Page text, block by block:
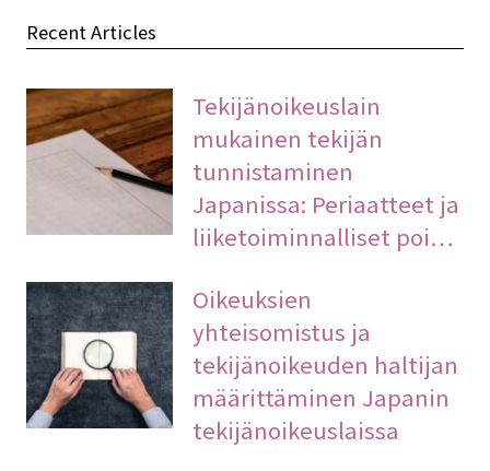
Recent Articles
Tekijänoikeuslain
mukainen tekijän
tunnistaminen
Japanissa: Periaatteet ja
liiketoiminnalliset poi…
Oikeuksien
yhteisomistus ja
tekijänoikeuden haltijan
määrittäminen Japanin
tekijänoikeuslaissa